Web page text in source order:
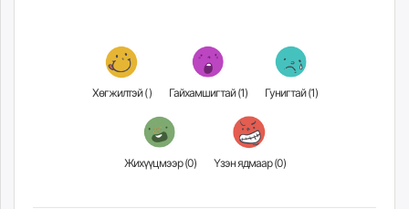
Хөгжилтэй () Гайхамшигтай (1) Гунигтай (1)
Жихүүцмээр (0) Үзэн ядмаар (0)